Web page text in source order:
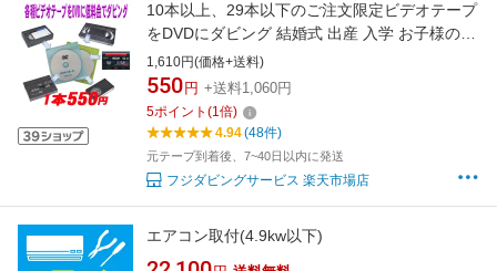
10本以上、29本以下のご注文限定ビデオテープ
をDVDにダビング 結婚式 出産 入学 お子様の成
長 クラブ活動 家族旅行 思い出 記念日 等、今で
は見れなくなってるビデオテープをデジタル化
1,610円(価格+送料)
550 円 +送料1,060円
5ポイント (1倍)
4.94(48件)
元テープ到着後、7~40日以内に発送
フジダビングサービス 楽天市場店
エアコン取付(4.9kw以下)